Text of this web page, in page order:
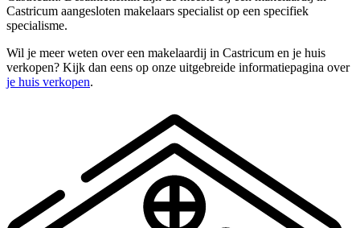
Castricum aangesloten makelaars specialist op een specifiek
specialisme.
Wil je meer weten over een makelaardij in Castricum en je huis
verkopen? Kijk dan eens op onze uitgebreide informatiepagina over
je huis verkopen.